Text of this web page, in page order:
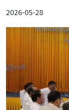
2026-05-28